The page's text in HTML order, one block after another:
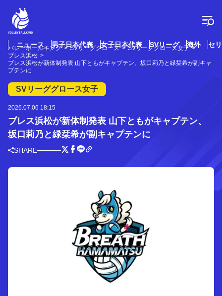
ニュース 男子日本代表 女子日本代表 SVリーグ 海外 セ
バレーボールキング SVリーググロース
SVリーググロース女子
ブレス浜松
ブレス浜松が新体制発表 山下ともがキャプテン、坂口莉乃と緑栞希が副キャ
プテンに
SVリーググロース女子
2026.07.06 18:15
ブレス浜松が新体制発表 山下ともがキャプテン、
坂口莉乃と緑栞希が副キャプテンに
SHARE